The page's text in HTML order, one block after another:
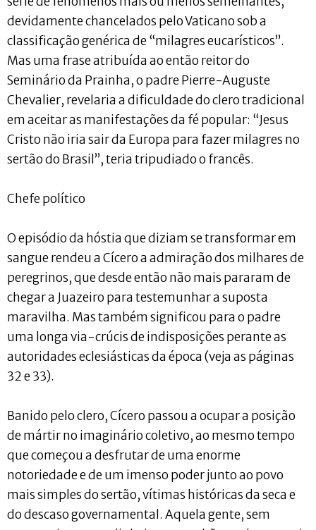
devidamente chancelados pelo Vaticano sob a
classificação genérica de “milagres eucarísticos”.
Mas uma frase atribuída ao então reitor do
Seminário da Prainha, o padre Pierre-Auguste
Chevalier, revelaria a dificuldade do clero tradicional
em aceitar as manifestações da fé popular: “Jesus
Cristo não iria sair da Europa para fazer milagres no
sertão do Brasil”, teria tripudiado o francês.
Chefe político
O episódio da hóstia que diziam se transformar em
sangue rendeu a Cícero a admiração dos milhares de
peregrinos, que desde então não mais pararam de
chegar a Juazeiro para testemunhar a suposta
maravilha. Mas também significou para o padre
uma longa via-crúcis de indisposições perante as
autoridades eclesiásticas da época (veja as páginas
32 e 33).
Banido pelo clero, Cícero passou a ocupar a posição
de mártir no imaginário coletivo, ao mesmo tempo
que começou a desfrutar de uma enorme
notoriedade e de um imenso poder junto ao povo
mais simples do sertão, vítimas históricas da seca e
do descaso governamental. Aquela gente, sem